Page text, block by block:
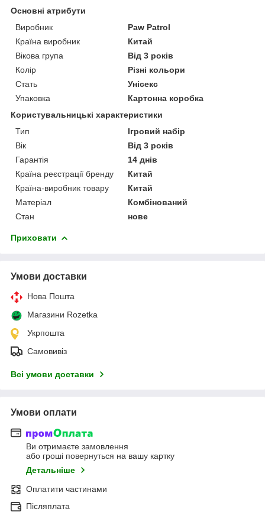
Основні атрибути
Виробник
Paw Patrol
Країна виробник
Китай
Вікова група
Від 3 років
Колір
Різні кольори
Стать
Унісекс
Упаковка
Картонна коробка
Користувальницькі характеристики
Тип
Ігровий набір
Вік
Від 3 років
Гарантія
14 днів
Країна реєстрації бренду
Китай
Країна-виробник товару
Китай
Матеріал
Комбінований
Стан
нове
Приховати
Умови доставки
Нова Пошта
Магазини Rozetka
Укрпошта
Самовивіз
Всі умови доставки
Умови оплати
Ви отримаєте замовлення
або гроші повернуться на вашу картку
Детальніше
Оплатити частинами
Післяплата